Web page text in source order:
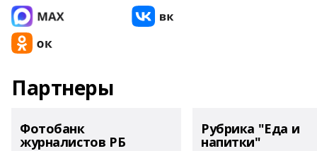
Партнеры
Фотобанк
журналистов РБ
Рубрика "Еда и
напитки"